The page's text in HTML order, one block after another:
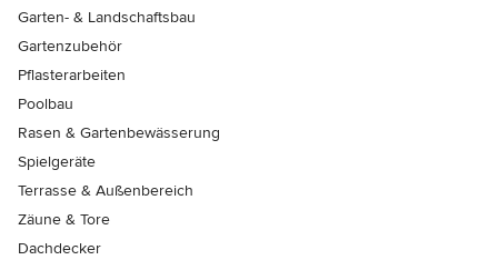
Garten- & Landschaftsbau
Gartenzubehör
Pflasterarbeiten
Poolbau
Rasen & Gartenbewässerung
Spielgeräte
Terrasse & Außenbereich
Zäune & Tore
Dachdecker